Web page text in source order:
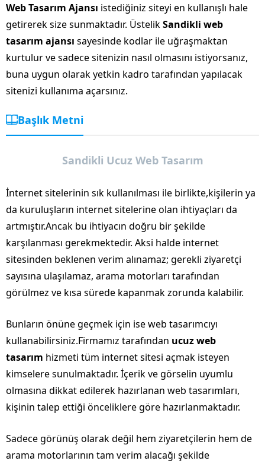
Web Tasarım Ajansı istediğiniz siteyi en kullanışlı hale
getirerek size sunmaktadır. ÜstelikSandikli web
tasarım ajansı sayesinde kodlar ile uğraşmaktan
kurtulur ve sadece sitenizin nasıl olmasını istiyorsanız,
buna uygun olarak yetkin kadro tarafından yapılacak
sitenizi kullanıma açarsınız.
Başlık Metni
Sandikli Ucuz Web Tasarım
İnternet sitelerinin sık kullanılması ile birlikte,kişilerin ya
da kuruluşların internet sitelerine olan ihtiyaçları da
artmıştır.Ancak bu ihtiyacın doğru bir şekilde
karşılanması gerekmektedir. Aksi halde internet
sitesinden beklenen verim alınamaz; gerekli ziyaretçi
sayısına ulaşılamaz, arama motorları tarafından
görülmez ve kısa sürede kapanmak zorunda kalabilir.
Bunların önüne geçmek için ise web tasarımcıyı
kullanabilirsiniz.Firmamız tarafından ucuz web
tasarım hizmeti tüm internet sitesi açmak isteyen
kimselere sunulmaktadır. İçerik ve görselin uyumlu
olmasına dikkat edilerek hazırlanan web tasarımları,
kişinin talep ettiği önceliklere göre hazırlanmaktadır.
Sadece görünüş olarak değil hem ziyaretçilerin hem de
arama motorlarının tam verim alacağı şekilde